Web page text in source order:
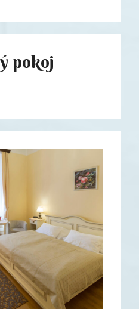
pokoj